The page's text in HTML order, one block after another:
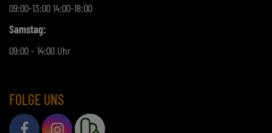
09:00-13:00 14:00-18:00
Samstag:
09:00 - 14:00 Uhr
FOLGE UNS